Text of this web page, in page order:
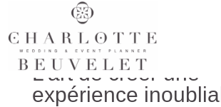
Recevoir avec
L’art de créer une
expérience